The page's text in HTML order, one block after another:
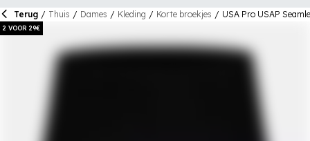
Terug / Thuis / Dames / Kleding / Korte broekjes / USA Pro USAP
2 VOOR 29€